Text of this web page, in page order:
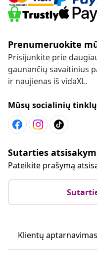
Prenumeruokite
Prisijunkite prie
gaunančių savaitinius
ir naujienas iš vidaXL.
Mūsų socialinių
Sutarties
Pateikite prašymą
Klientų aptarnavimas